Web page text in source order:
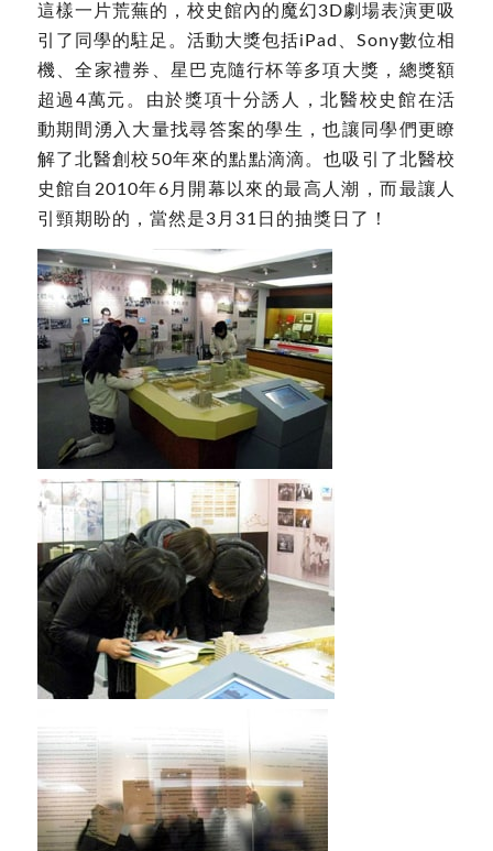
這樣一片荒蕪的，校史館內的魔幻3D劇場表演更吸
引了同學的駐足。活動大獎包括iPad、Sony數位相
機、全家禮券、星巴克隨行杯等多項大獎，總獎額
超過4萬元。由於獎項十分誘人，北醫校史館在活
動期間湧入大量找尋答案的學生，也讓同學們更瞭
解了北醫創校50年來的點點滴滴。也吸引了北醫校
史館自2010年6月開幕以來的最高人潮，而最讓人
引頸期盼的，當然是3月31日的抽獎日了！